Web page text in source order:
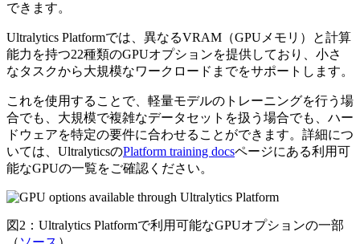
できます。
Ultralytics Platformでは、異なるVRAM（GPUメモリ）と計算
能力を持つ22種類のGPUオプションを提供しており、小さ
なタスクから大規模なワークロードまでをサポートします。
これを使用することで、軽量モデルのトレーニングを行う場
合でも、大規模で複雑なデータセットを扱う場合でも、ハー
ドウェアを特定の要件に合わせることができます。詳細につ
いては、UltralyticsのPlatform training docsページにある利用可
能なGPUの一覧をご確認ください。
図2：Ultralytics Platformで利用可能なGPUオプションの一部